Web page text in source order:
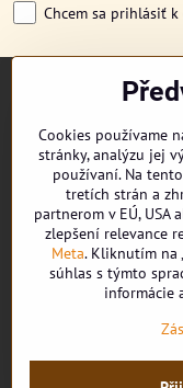
Chcem sa prihlásiť
CUKRONOVINKY
DORUČENÍ OBJEDNÁVKY
REKLAMAČNÍ ŘÁD
OBCHODNÍ PODMÍNKY
KONTAKT
Cookies používame
stránky, analýzu jej
používaní. Na
tretích strán a
partnerom v EÚ,
zlepšení relevance
Meta. Kliknutím na
súhlas s týmto
informácie